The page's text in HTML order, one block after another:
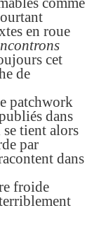
en roue
cet
de
patchwork
dans
tient alors
par
dans
froide